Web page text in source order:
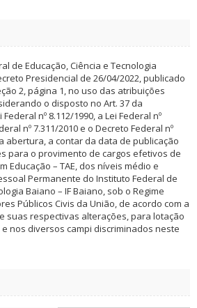
de Educação, Ciência e Tecnologia
Presidencial de 26/04/2022, publicado
2, página 1, no uso das atribuições
o disposto no Art. 37 da
nº 8.112/1990, a Lei Federal nº
nº 7.311/2010 e o Decreto Federal nº
abertura, a contar da data de publicação
para o provimento de cargos efetivos de
Educação – TAE, dos níveis médio e
Permanente do Instituto Federal de
Baiano – IF Baiano, sob o Regime
Públicos Civis da União, de acordo com a
e suas respectivas alterações, para lotação
nos diversos campi discriminados neste